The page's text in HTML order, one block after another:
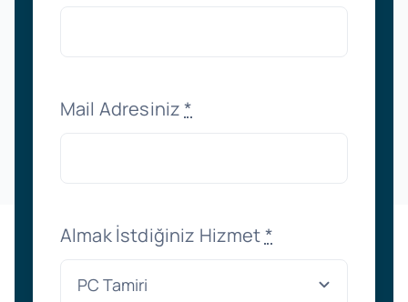
Mail Adresiniz*
Almak İstdiğiniz Hizmet*